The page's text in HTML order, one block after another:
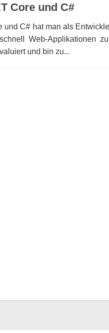
Core und C#
und C# hat man als
Web-Applikationen
und bin zu...